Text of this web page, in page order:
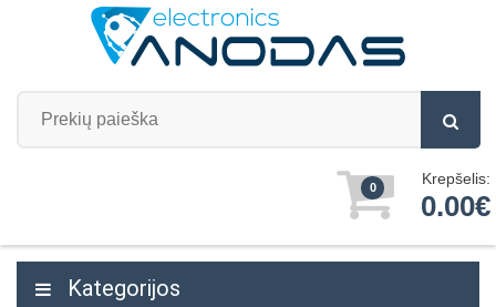
0 Krepšelis:
0.00€
Kategorijos